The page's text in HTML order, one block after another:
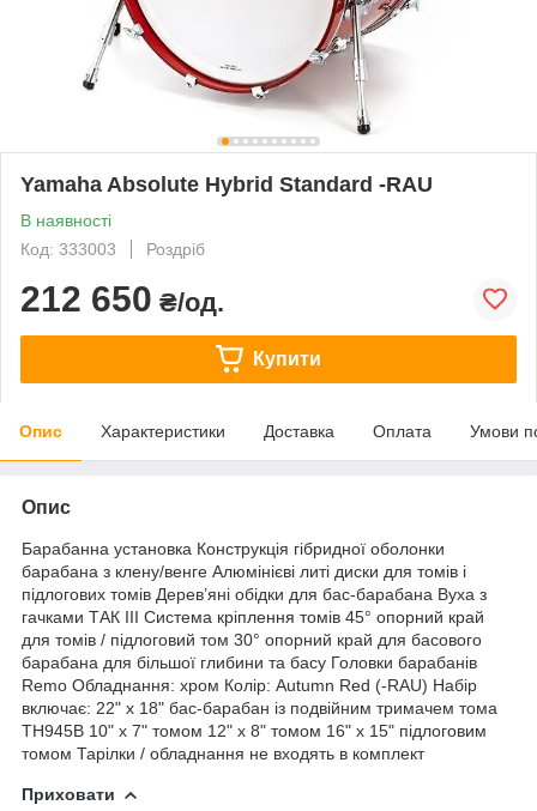
Yamaha Absolute Hybrid Standard -RAU
В наявності
Код: 333003
Роздріб
212 650 ₴/од.
Купити
Опис Характеристики Доставка Оплата Умови
Опис
Барабанна установка Конструкція гібридної оболонки
барабана з клену/венге Алюмінієві литі диски для томів і
підлогових томів Дерев’яні обідки для бас-барабана Вуха з
гачками ТАК III Система кріплення томів 45° опорний край
для томів / підлоговий том 30° опорний край для басового
барабана для більшої глибини та басу Головки барабанів
Remo Обладнання: хром Колір: Autumn Red (-RAU) Набір
включає: 22" x 18" бас-барабан із подвійним тримачем тома
TH945B 10" x 7" томом 12" x 8" томом 16" x 15" підлоговим
томом Тарілки / обладнання не входять в комплект
Приховати